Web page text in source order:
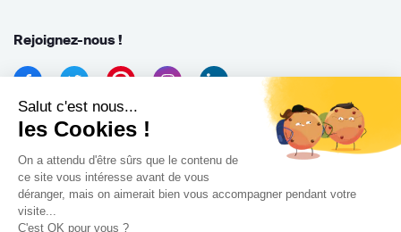
Salut c'est nous...
les Cookies !
On a attendu d'être sûrs que le contenu de
ce site vous intéresse avant de vous
déranger, mais on aimerait bien vous accompagner pendant votre
visite...
C'est OK pour vous ?
Rejoignez-nous !
Archidvisor
13 Rue des Cordeliers, 33000 Bordeaux, France